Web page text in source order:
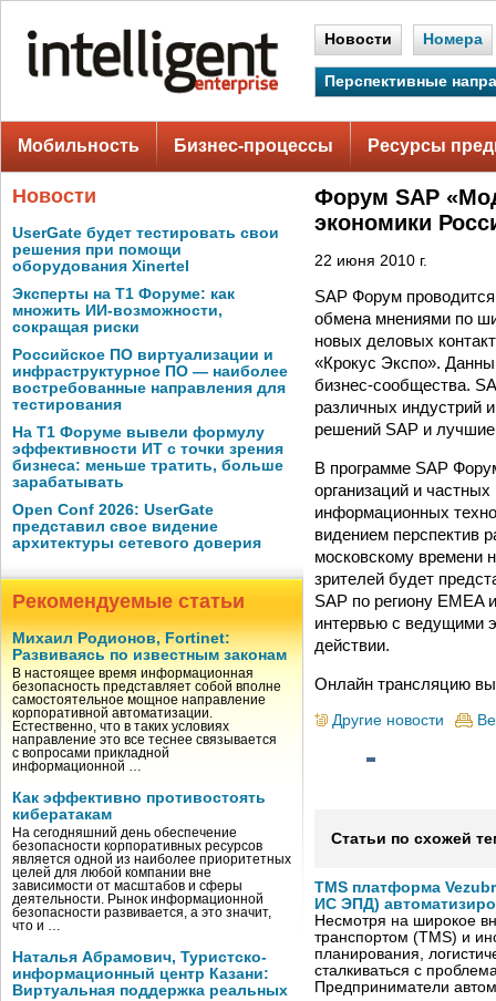
Новости Номера
Перспективные
Мобильность Бизнес-процессы Ресурсы
Новости
UserGate будет тестировать свои
решения при помощи
оборудования Xinertel
Эксперты на Т1 Форуме: как
множить ИИ-возможности,
сокращая риски
Российское ПО виртуализации и
инфраструктурное ПО — наиболее
востребованные направления для
тестирования
На Т1 Форуме вывели формулу
эффективности ИТ с точки зрения
бизнеса: меньше тратить, больше
зарабатывать
Open Conf 2026: UserGate
представил свое видение
архитектуры сетевого доверия
Рекомендуемые статьи
Михаил Родионов, Fortinet:
Развиваясь по известным законам
В настоящее время информационная
безопасность представляет собой вполне
самостоятельное мощное направление
корпоративной автоматизации.
Естественно, что в таких условиях
направление это все теснее связывается
с вопросами прикладной
информационной …
Как эффективно противостоять
кибератакам
На сегодняшний день обеспечение
безопасности корпоративных ресурсов
является одной из наиболее приоритетных
целей для любой компании вне
зависимости от масштабов и сферы
деятельности. Рынок информационной
безопасности развивается, а это значит,
что и …
Наталья Абрамович, Туристско-
информационный центр Казани:
Виртуальная поддержка реальных
Форум SAP
экономики
22 июня 2010 г.
SAP Форум
обмена мнениями по
новых деловых
«Крокус Экспо».
бизнес-сообщества.
различных индустрий
решений SAP и лучшие
В программе SAP
организаций и
информационных
видением перспектив
московскому времени
зрителей будет
SAP по региону
интервью с ведущими
действии.
Онлайн трансляцию
Другие новости
Статьи по схожей
TMS платформа
ИС ЭПД)
Несмотря на широкое
транспортом (TMS) и
планирования,
сталкиваться с
Предприниматели